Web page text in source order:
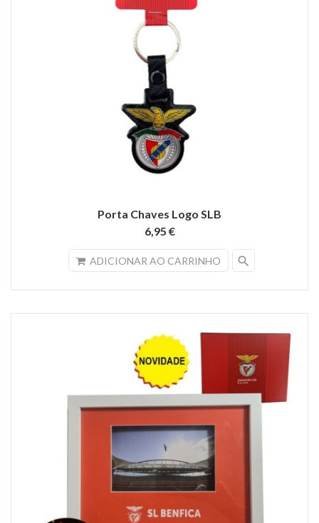
Porta Chaves Logo SLB
6,95 €
ADICIONAR AO CARRINHO search